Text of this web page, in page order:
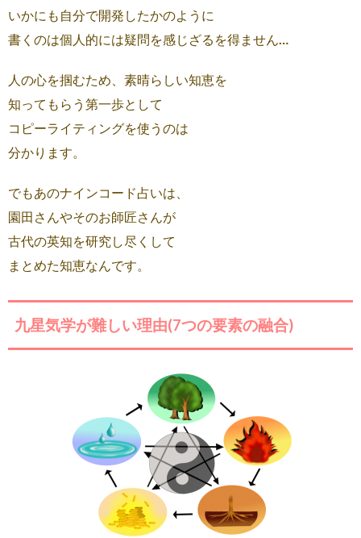
いかにも自分で開発したかのように
書くのは個人的には疑問を感じざるを得ません…
人の心を掴むため、素晴らしい知恵を
知ってもらう第一歩として
コピーライティングを使うのは
分かります。
でもあのナインコード占いは、
園田さんやそのお師匠さんが
古代の英知を研究し尽くして
まとめた知恵なんです。
九星気学が難しい理由(7つの要素の融合)